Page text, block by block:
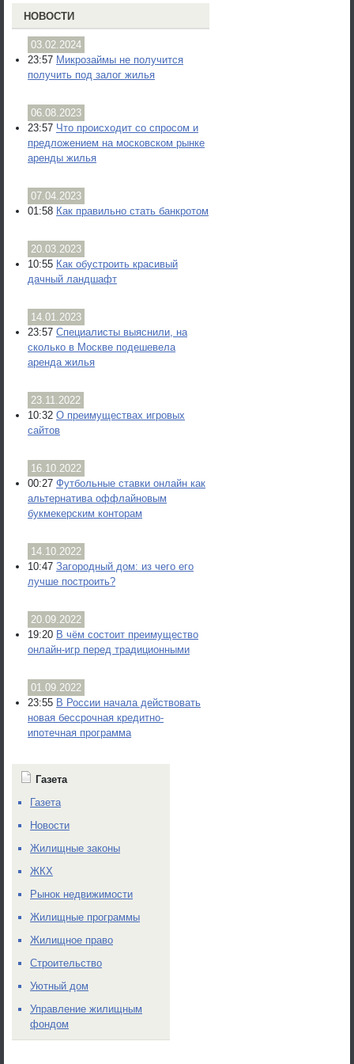
НОВОСТИ
03.02.2024
23:57 Микрозаймы не получится
получить под залог жилья
06.08.2023
23:57 Что происходит со спросом и
предложением на московском рынке
аренды жилья
07.04.2023
01:58 Как правильно стать банкротом
20.03.2023
10:55 Как обустроить красивый
дачный ландшафт
14.01.2023
23:57 Специалисты выяснили, на
сколько в Москве подешевела
аренда жилья
23.11.2022
10:32 О преимуществах игровых
сайтов
16.10.2022
00:27 Футбольные ставки онлайн как
альтернатива оффлайновым
букмекерским конторам
14.10.2022
10:47 Загородный дом: из чего его
лучше построить?
20.09.2022
19:20 В чём состоит преимущество
онлайн-игр перед традиционными
01.09.2022
23:55 В России начала действовать
новая бессрочная кредитно-
ипотечная программа
Газета
Газета
Новости
Жилищные законы
ЖКХ
Рынок недвижимости
Жилищные программы
Жилищное право
Строительство
Уютный дом
Управление жилищным
фондом